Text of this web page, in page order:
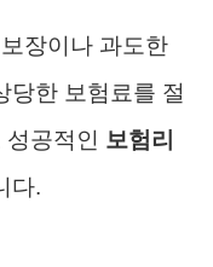
장이나 과도한
당한 보험료를 절
공적인 보험리
다.